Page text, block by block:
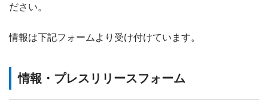
ださい。
情報は下記フォームより受け付けています。
情報・プレスリリースフォーム